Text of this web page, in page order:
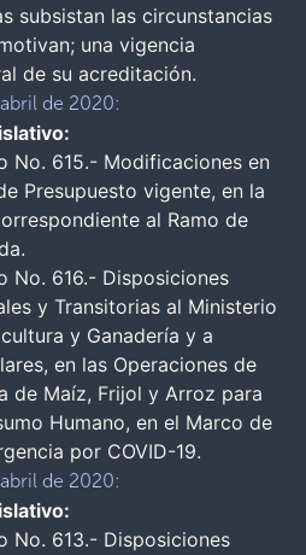
subsistan las circunstancias
una vigencia
de su acreditación.
de 2020:
No. 615.- Modificaciones en
Presupuesto vigente, en la
al Ramo de
No. 616.- Disposiciones
y Transitorias al Ministerio
y Ganadería y a
en las Operaciones de
de Maíz, Frijol y Arroz para
Humano, en el Marco de
por COVID-19.
de 2020:
No. 613.- Disposiciones